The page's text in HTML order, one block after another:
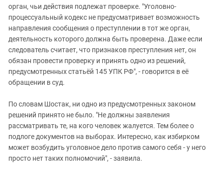
орган, чьи действия подлежат проверке. "Уголовно-
процессуальный кодекс не предусматривает возможность
направления сообщения о преступлении в тот же орган,
деятельность которого должна быть проверена. Даже если
следователь считает, что признаков преступления нет, он
обязан провести проверку и принять одно из решений,
предусмотренных статьёй 145 УПК РФ", - говорится в её
обращении в суд.
По словам Шостак, ни одно из предусмотренных законом
решений принято не было. "Не должны заявления
рассматривать те, на кого человек жалуется. Тем более о
подлоге документов на выборах. Интересно, как избирком
может возбудить уголовное дело против самого себя - у него
просто нет таких полномочий", - заявила.